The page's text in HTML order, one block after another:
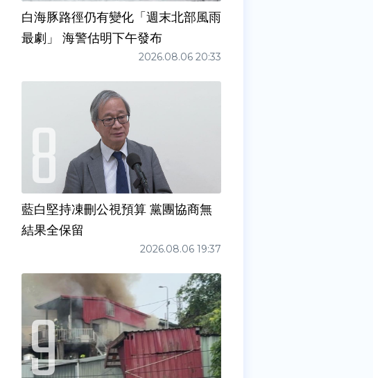
白海豚路徑仍有變化「週末北部風雨
最劇」 海警估明下午發布
2026.08.06 20:33
藍白堅持凍刪公視預算 黨團協商無
結果全保留
2026.08.06 19:37